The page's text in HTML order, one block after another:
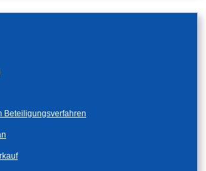
Informationen: Verwaltung
Beteiligungsverfahren